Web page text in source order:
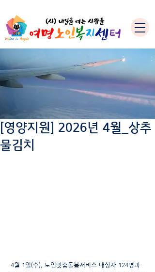
[영양지원] 2026년 4월_상추
물김치